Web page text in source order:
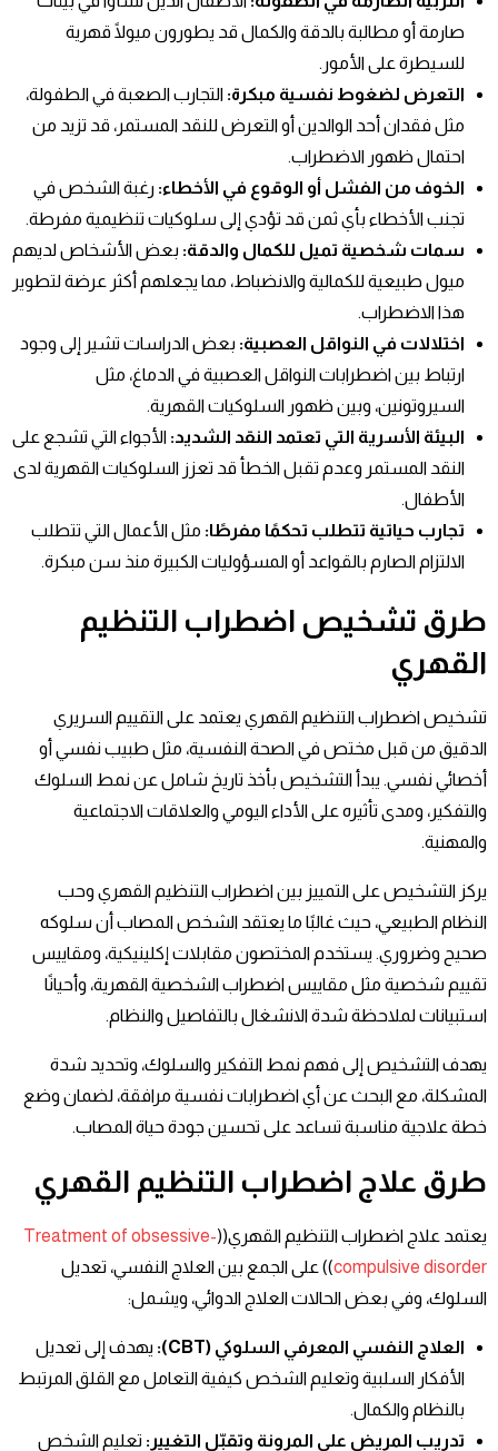
صارمة أو مطالبة بالدقة والكمال قد يطورون ميولًا قهرية
للسيطرة على الأمور.
التعرض لضغوط نفسية مبكرة: التجارب الصعبة في الطفولة،
مثل فقدان أحد الوالدين أو التعرض للنقد المستمر، قد تزيد من
احتمال ظهور الاضطراب.
الخوف من الفشل أو الوقوع في الأخطاء: رغبة الشخص في
تجنب الأخطاء بأي ثمن قد تؤدي إلى سلوكيات تنظيمية مفرطة.
سمات شخصية تميل للكمال والدقة: بعض الأشخاص لديهم
ميول طبيعية للكمالية والانضباط، مما يجعلهم أكثر عرضة لتطوير
هذا الاضطراب.
اختلالات في النواقل العصبية: بعض الدراسات تشير إلى وجود
ارتباط بين اضطرابات النواقل العصبية في الدماغ، مثل
السيروتونين، وبين ظهور السلوكيات القهرية.
البيئة الأسرية التي تعتمد النقد الشديد: الأجواء التي تشجع على
النقد المستمر وعدم تقبل الخطأ قد تعزز السلوكيات القهرية لدى
الأطفال.
تجارب حياتية تتطلب تحكمًا مفرطًا: مثل الأعمال التي تتطلب
الالتزام الصارم بالقواعد أو المسؤوليات الكبيرة منذ سن مبكرة.
طرق تشخيص اضطراب التنظيم
القهري
تشخيص اضطراب التنظيم القهري يعتمد على التقييم السريري
الدقيق من قبل مختص في الصحة النفسية، مثل طبيب نفسي أو
أخصائي نفسي. يبدأ التشخيص بأخذ تاريخ شامل عن نمط السلوك
والتفكير، ومدى تأثيره على الأداء اليومي والعلاقات الاجتماعية
والمهنية.
يركز التشخيص على التمييز بين اضطراب التنظيم القهري وحب
النظام الطبيعي، حيث غالبًا ما يعتقد الشخص المصاب أن سلوكه
صحيح وضروري. يستخدم المختصون مقابلات إكلينيكية، ومقاييس
تقييم شخصية مثل مقاييس اضطراب الشخصية القهرية، وأحيانًا
استبيانات لملاحظة شدة الانشغال بالتفاصيل والنظام.
يهدف التشخيص إلى فهم نمط التفكير والسلوك، وتحديد شدة
المشكلة، مع البحث عن أي اضطرابات نفسية مرافقة، لضمان وضع
خطة علاجية مناسبة تساعد على تحسين جودة حياة المصاب.
طرق علاج اضطراب التنظيم القهري
يعتمد علاج اضطراب التنظيم القهري((Treatment of obsessive-
compulsive disorder)) على الجمع بين العلاج النفسي، تعديل
السلوك، وفي بعض الحالات العلاج الدوائي، ويشمل:
العلاج النفسي المعرفي السلوكي (CBT):
يهدف إلى تعديل
الأفكار السلبية وتعليم الشخص كيفية التعامل مع القلق المرتبط
بالنظام والكمال.
تدريب المريض على المرونة وتقبّل التغيير : تعليم الشخص